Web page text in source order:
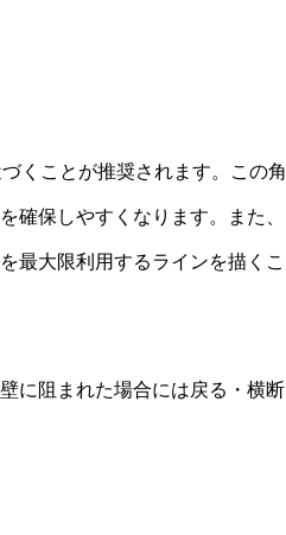
くことが推奨されます。この角
確保しやすくなります。また、
最大限利用するラインを描くこ
に阻まれた場合には戻る・横断